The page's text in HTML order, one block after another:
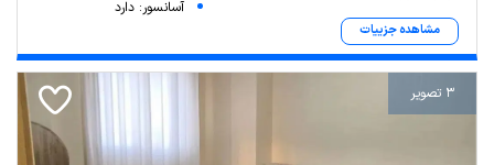
مشاهده جزییات
آسانسور: دارد
3 تصویر